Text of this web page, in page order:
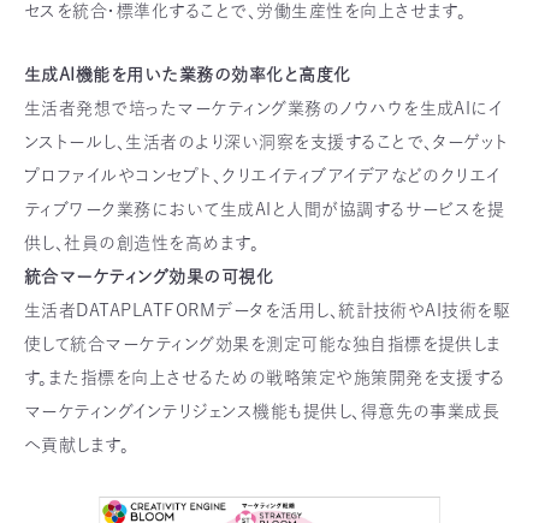
セスを統合・標準化することで、労働生産性を向上させます。
生成AI機能を用いた業務の効率化と高度化
生活者発想で培ったマーケティング業務のノウハウを生成AIにイ
ンストールし、生活者のより深い洞察を支援することで、ターゲット
プロファイルやコンセプト、クリエイティブアイデアなどのクリエイ
ティブワーク業務において生成AIと人間が協調するサービスを提
供し、社員の創造性を高めます。
統合マーケティング効果の可視化
生活者DATAPLATFORMデータを活用し、統計技術やAI技術を駆
使して統合マーケティング効果を測定可能な独自指標を提供しま
す。また指標を向上させるための戦略策定や施策開発を支援する
マーケティングインテリジェンス機能も提供し、得意先の事業成長
へ貢献します。